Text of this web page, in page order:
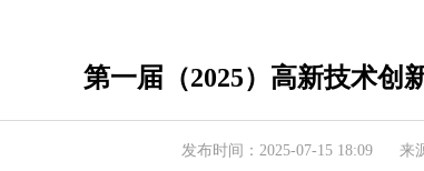
第一届（2025）高新技术创
发布时间：2025-07-15 18:09 来